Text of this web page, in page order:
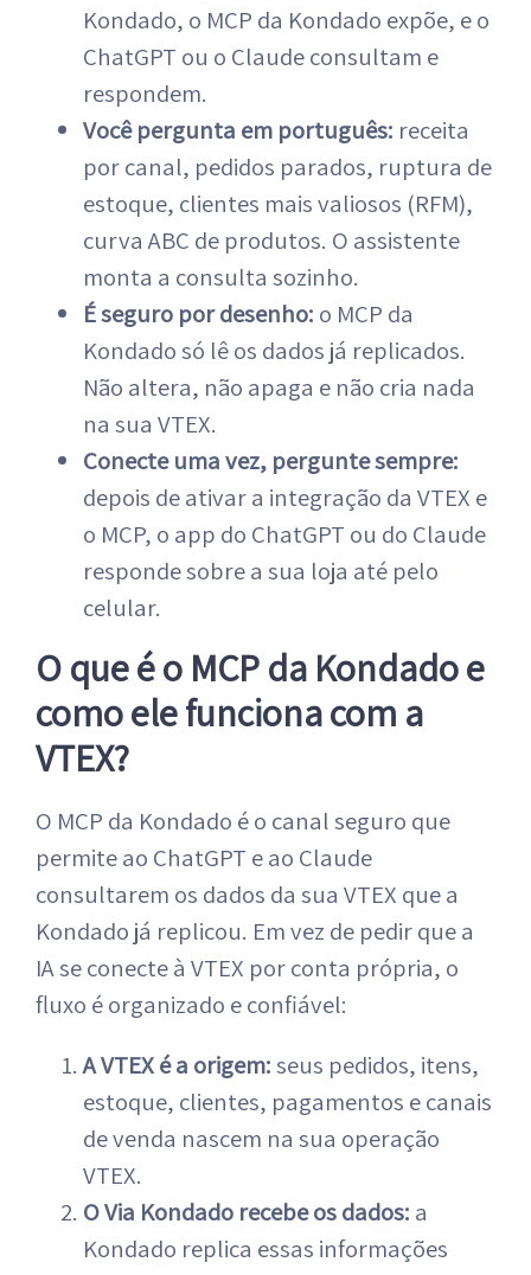
Kondado, o MCP da Kondado expõe, e o
ChatGPT ou o Claude consultam e
respondem.
Você pergunta em português: receita
por canal, pedidos parados, ruptura de
estoque, clientes mais valiosos (RFM),
curva ABC de produtos. O assistente
monta a consulta sozinho.
É seguro por desenho: o MCP da
Kondado só lê os dados já replicados.
Não altera, não apaga e não cria nada
na sua VTEX.
Conecte uma vez, pergunte sempre:
depois de ativar a integração da VTEX e
o MCP, o app do ChatGPT ou do Claude
responde sobre a sua loja até pelo
celular.
O que é o MCP da Kondado e
como ele funciona com a
VTEX?
O MCP da Kondado é o canal seguro que
permite ao ChatGPT e ao Claude
consultarem os dados da sua VTEX que a
Kondado já replicou. Em vez de pedir que a
IA se conecte à VTEX por conta própria, o
fluxo é organizado e confiável:
A VTEX é a origem:seus pedidos, itens,
estoque, clientes, pagamentos e canais
de venda nascem na sua operação
VTEX.
O Via Kondado recebe os dados: a
Kondado replica essas informações